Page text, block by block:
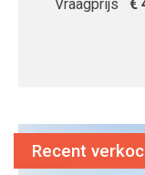
Vraagprijs
€
Recent